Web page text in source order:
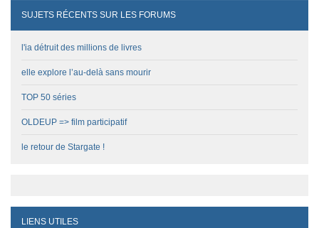
SUJETS RÉCENTS SUR LES FORUMS
l'ia détruit des millions de livres
elle explore l’au-delà sans mourir
TOP 50 séries
OLDEUP => film participatif
le retour de Stargate !
LIENS UTILES